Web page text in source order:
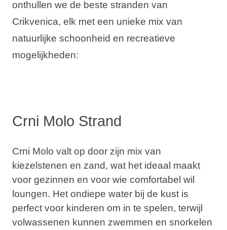
Blogi
onthullen we de beste stranden van
Crikvenica, elk met een unieke mix van
natuurlijke schoonheid en recreatieve
mogelijkheden:
Crni Molo Strand
Crni Molo valt op door zijn mix van
kiezelstenen en zand, wat het ideaal maakt
voor gezinnen en voor wie comfortabel wil
loungen. Het ondiepe water bij de kust is
perfect voor kinderen om in te spelen, terwijl
volwassenen kunnen zwemmen en snorkelen